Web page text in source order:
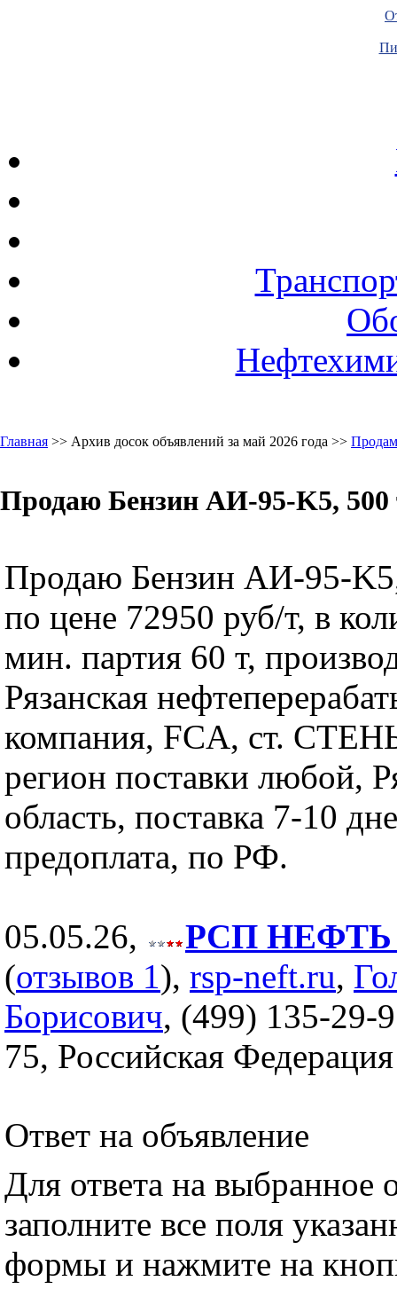
Главная >> Архив досок объявлений за май 2026 года >>
Продаю Бензин АИ-95-K5, 500
Продаю Бензин АИ-95-
по цене 72950 руб/т, в
мин. партия 60 т,
Рязанская
компания, FCA, ст.
регион поставки любой,
область, поставка 7-10
предоплата, по РФ.
05.05.26,
РСП НЕФТЬ
(отзывов 1), rsp-neft.ru,
Борисович, (499) 135-29-
75, Российская Федерация
Ответ на объявление
Для ответа на выбранное
заполните все поля
формы и нажмите на